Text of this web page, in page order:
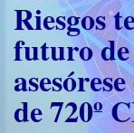
Riesgos
futuro
de 720º